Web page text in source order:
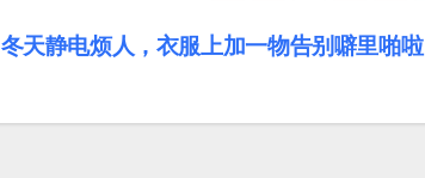
冬天静电烦人，衣服上加一物告别噼里啪啦